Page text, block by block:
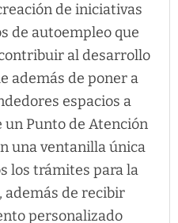
de iniciativas
de autoempleo que
al desarrollo
además de poner a
espacios a
un Punto de Atención
una ventanilla única
los trámites para la
además de recibir
personalizado